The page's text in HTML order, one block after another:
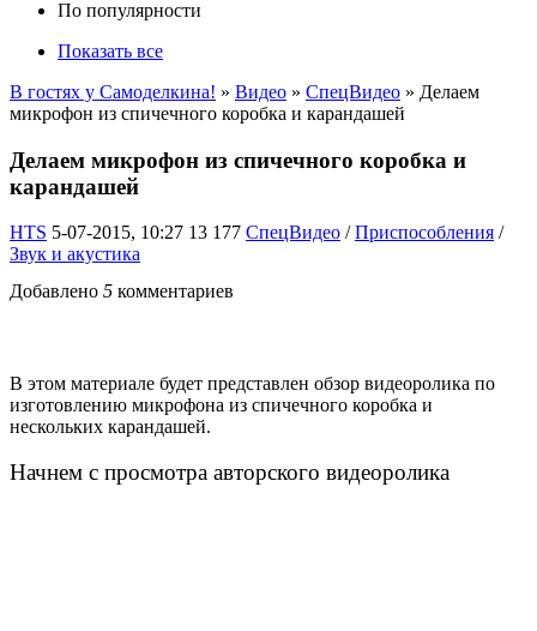
По популярности
Показать все
В гостях у Самоделкина! » Видео » СпецВидео » Делаем
микрофон из спичечного коробка и карандашей
Делаем микрофон из спичечного коробка и
карандашей
HTS 5-07-2015, 10:27 13 177 СпецВидео /Приспособления /
Звук и акустика
Добавлено 5 комментариев
В этом материале будет представлен обзор видеоролика по
изготовлению микрофона из спичечного коробка и
нескольких карандашей.
Начнем с просмотра авторского видеоролика